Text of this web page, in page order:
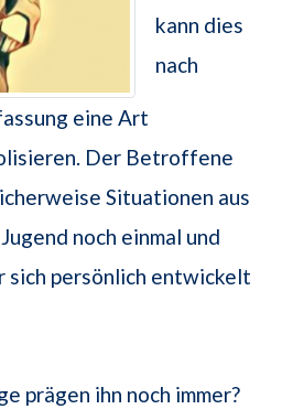
kann dies
nach
eine Art
Der Betroffene
Situationen aus
noch einmal und
sich persönlich entwickelt
prägen ihn noch immer?